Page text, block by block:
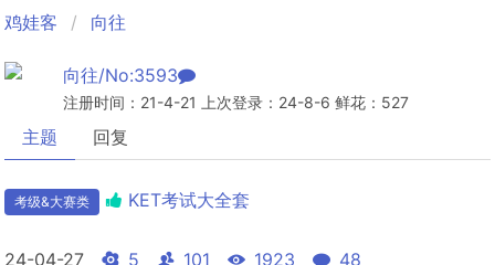
鸡娃客 向往
向往/No:3593
注册时间：21-4-21 上次登录：24-8-6 鲜花：527
主题 回复
考级&大赛类 KET考试大全套
24-04-27 5 101 1923 48